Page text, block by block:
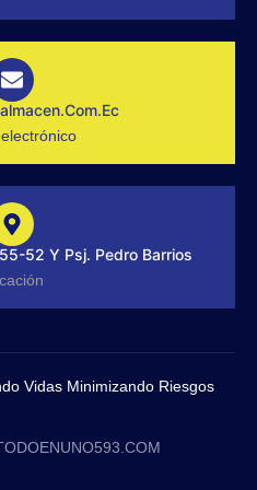
r
a
-
1
-
i
g
52 Y Psj. Pedro Barrios
Vidas Minimizando Riesgos